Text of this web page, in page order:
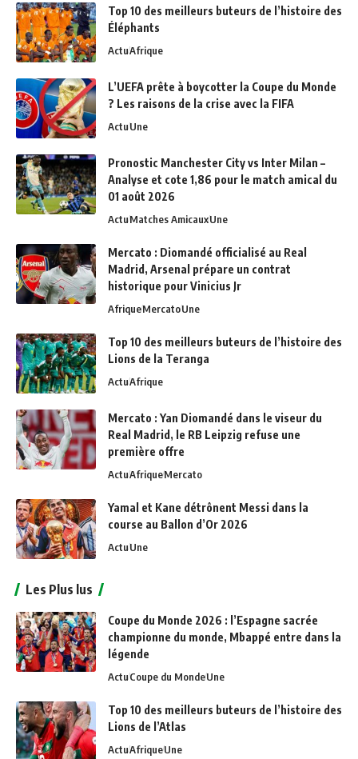
Top 10 des meilleurs buteurs de l’histoire des
Éléphants
ActuAfrique
L’UEFA prête à boycotter la Coupe du Monde
? Les raisons de la crise avec la FIFA
ActuUne
Pronostic Manchester City vs Inter Milan –
Analyse et cote 1,86 pour le match amical du
01 août 2026
ActuMatches AmicauxUne
Mercato : Diomandé officialisé au Real
Madrid, Arsenal prépare un contrat
historique pour Vinicius Jr
AfriqueMercatoUne
Top 10 des meilleurs buteurs de l’histoire des
Lions de la Teranga
ActuAfrique
Mercato : Yan Diomandé dans le viseur du
Real Madrid, le RB Leipzig refuse une
première offre
ActuAfriqueMercato
Yamal et Kane détrônent Messi dans la
course au Ballon d’Or 2026
ActuUne
Les Plus lus
Coupe du Monde 2026 : l’Espagne sacrée
championne du monde, Mbappé entre dans la
légende
ActuCoupe du MondeUne
Top 10 des meilleurs buteurs de l’histoire des
Lions de l’Atlas
ActuAfriqueUne